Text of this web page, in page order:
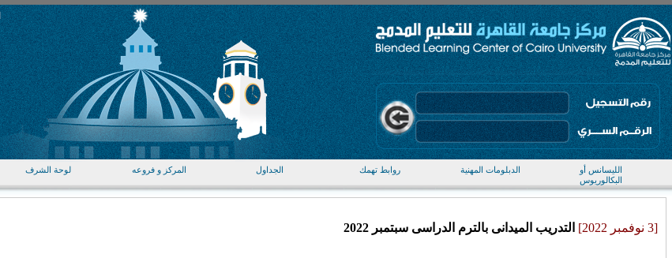
الليسانس أو
البكالوريوس
الدبلومات المهنية روابط تهمك الجداول المركز و فروعه لوحة الشرف
[3 نوفمبر 2022] التدريب الميدانى بالترم الدراسى سبتمبر 2022